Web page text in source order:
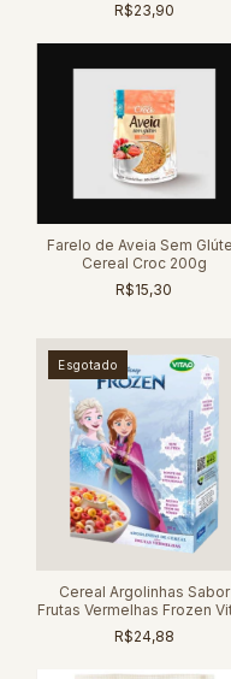
R$23,90
Farelo de Aveia Sem
Cereal Croc 200g
R$15,30
Esgotado
Cereal Argolinhas Sabor
Frutas Vermelhas Frozen
150g
R$24,88